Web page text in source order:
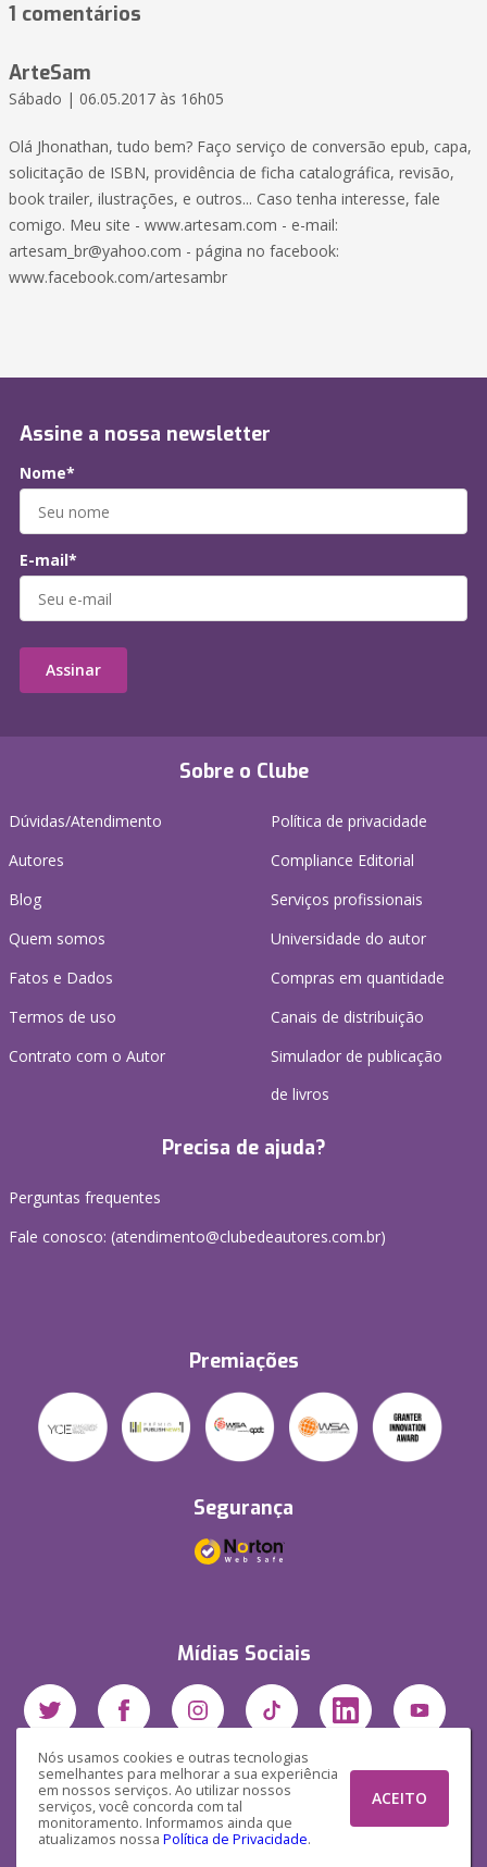
Nós usamos cookies e outras tecnologias
semelhantes para melhorar a sua experiência
em nossos serviços. Ao utilizar nossos
serviços, você concorda com tal
monitoramento. Informamos ainda que
atualizamos nossa Política de Privacidade.
ACEITO
1 comentários
ArteSam
Sábado | 06.05.2017 às 16h05
Olá Jhonathan, tudo bem? Faço serviço de conversão epub, capa,
solicitação de ISBN, providência de ficha catalográfica, revisão,
book trailer, ilustrações, e outros... Caso tenha interesse, fale
comigo. Meu site - www.artesam.com - e-mail:
artesam_br@yahoo.com - página no facebook:
www.facebook.com/artesambr
Sobre o Clube
Dúvidas/Atendimento
Autores
Blog
Quem somos
Fatos e Dados
Termos de uso
Contrato com o Autor
Política de privacidade
Compliance Editorial
Serviços profissionais
Universidade do autor
Compras em quantidade
Canais de distribuição
Simulador de publicação
de livros
Precisa de ajuda?
Perguntas frequentes
Fale conosco: (atendimento@clubedeautores.com.br)
Premiações
Segurança
Mídias Sociais
Assine a nossa newsletter
Nome*
E-mail*
Assinar